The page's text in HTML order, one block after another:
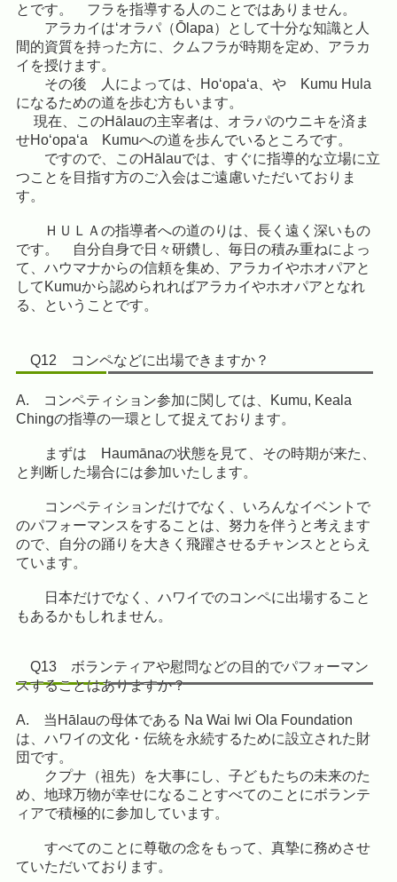
とです。
フラを指導する人のことではありません。
アラカイはʻオラパ（Ōlapa）として十分な知識と人
間的資質を持った方に、クムフラが時期を定め、アラカ
イを授けます。
その後 人によっては、Hoʻopaʻa、や Kumu Hula
になるための道を歩む方もいます。
現在、このHālauの主宰者は、オラパのウニキを済ま
せHoʻopaʻa Kumuへの道を歩んでいるところです。
ですので、このHālauでは、すぐに指導的な立場に立
つことを目指す方のご入会はご遠慮いただいておりま
す。
ＨＵＬＡの指導者への道のりは、長く遠く深いもの
です。 自分自身で日々研鑽し、毎日の積み重ねによっ
て、ハウマナからの信頼を集め、アラカイやホオパアと
してKumuから認められればアラカイやホオパアとなれ
る、ということです。
Q12 コンペなどに出場できますか？
A. コンペティション参加に関しては、Kumu, Keala
Chingの指導の一環として捉えております。
まずは Haumānaの状態を見て、その時期が来た、
と判断した場合には参加いたします。
コンペティションだけでなく、いろんなイベントで
のパフォーマンスをすることは 、努力を伴うと考えます
ので、自分の踊りを大きく飛躍させるチャンスととらえ
ています。
日本だけでなく、ハワイでのコンペに出場すること
もあるかもしれません。
Q13 ボランティアや慰問などの目的でパフォーマン
スすることはありますか？
A. 当Hālauの母体である Na Wai Iwi Ola Foundation
は、ハワイの文化・伝統を永続するために設立された財
団です。
クプナ（祖先）を大事にし、子どもたちの未来のた
め、地球万物が幸せになることすべてのことにボランテ
ィアで積極的に参加しています。
すべてのことに尊敬の念をもって、真摯に務めさせ
ていただいております。